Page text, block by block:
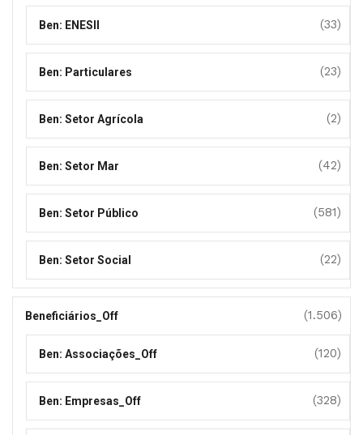
Ben: ENESII (33)
Ben: Particulares (23)
Ben: Setor Agrícola (2)
Ben: Setor Mar (42)
Ben: Setor Público (581)
Ben: Setor Social (22)
Beneficiários_Off (1.506)
Ben: Associações_Off (120)
Ben: Empresas_Off (328)